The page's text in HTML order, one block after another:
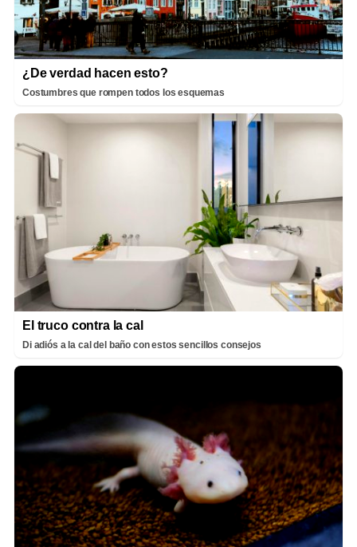
¿De verdad hacen esto?
Costumbres que rompen todos los esquemas
El truco contra la cal
Di adiós a la cal del baño con estos sencillos consejos